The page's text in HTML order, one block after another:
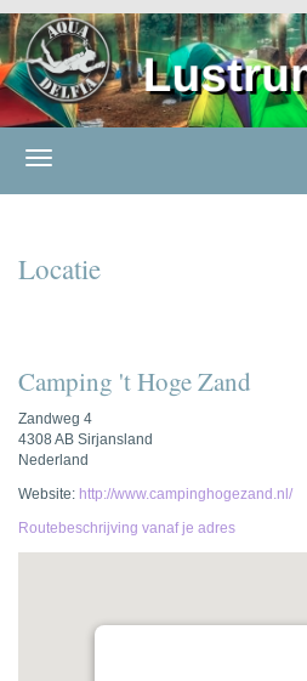
Locatie
Camping 't Hoge Zand
Zandweg 4
4308 AB Sirjansland
Nederland
Website: http://www.campinghogezand.nl/
Routebeschrijving vanaf je adres